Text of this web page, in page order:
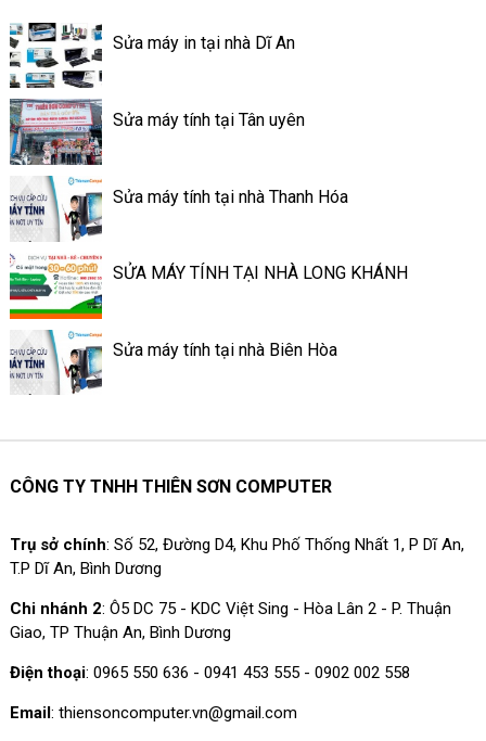
Nai và Bình Dương .
sinh định kỳ cho Macbook,
hơn, hãy nhanh tay gọi
nhà của Thienson Computer.
Sửa máy in tại nhà Dĩ An
Sửa máy tính tại Tân uyên
Sửa máy tính tại nhà Thanh Hóa
SỬA MÁY TÍNH TẠI NHÀ LONG KHÁNH
Sửa máy tính tại nhà Biên Hòa
CÔNG TY TNHH THIÊN SƠN COMPUTER
Trụ sở chính: Số 52, Đường D4, Khu Phố Thống Nhất 1, P Dĩ An,
T.P Dĩ An, Bình Dương
Chi nhánh 2: Ô5 DC 75 - KDC Việt Sing - Hòa Lân 2 - P. Thuận
Giao, TP Thuận An, Bình Dương
Điện thoại: 0965 550 636 - 0941 453 555 - 0902 002 558
Email: thiensoncomputer.vn@gmail.com